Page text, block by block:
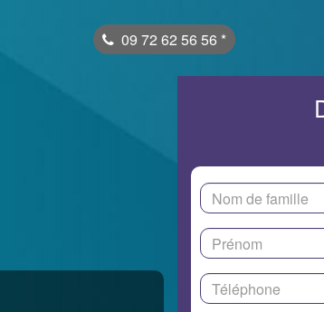
09 72 62 56 56 *